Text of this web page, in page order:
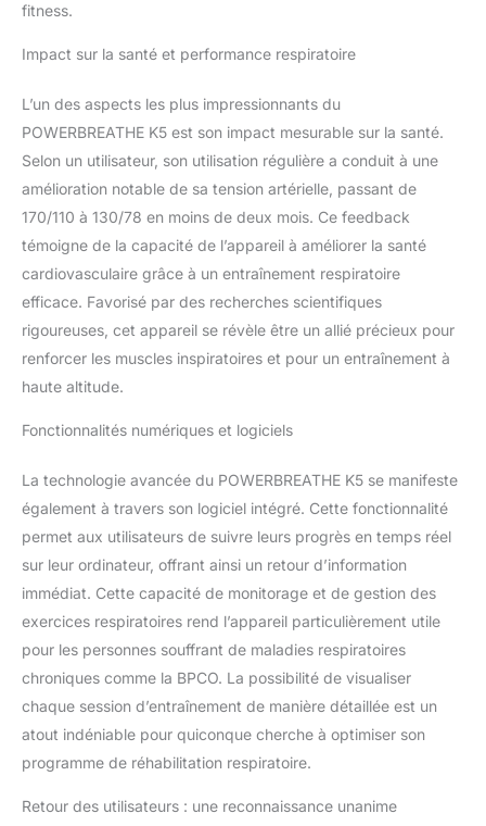
fitness.
Impact sur la santé et performance respiratoire
L’un des aspects les plus impressionnants du
POWERBREATHE K5 est son impact mesurable sur la santé.
Selon un utilisateur, son utilisation régulière a conduit à une
amélioration notable de sa tension artérielle, passant de
170/110 à 130/78 en moins de deux mois. Ce feedback
témoigne de la capacité de l’appareil à améliorer la santé
cardiovasculaire grâce à un entraînement respiratoire
efficace. Favorisé par des recherches scientifiques
rigoureuses, cet appareil se révèle être un allié précieux pour
renforcer les muscles inspiratoires et pour un entraînement à
haute altitude.
Fonctionnalités numériques et logiciels
La technologie avancée du POWERBREATHE K5 se manifeste
également à travers son logiciel intégré. Cette fonctionnalité
permet aux utilisateurs de suivre leurs progrès en temps réel
sur leur ordinateur, offrant ainsi un retour d’information
immédiat. Cette capacité de monitorage et de gestion des
exercices respiratoires rend l’appareil particulièrement utile
pour les personnes souffrant de maladies respiratoires
chroniques comme la BPCO. La possibilité de visualiser
chaque session d’entraînement de manière détaillée est un
atout indéniable pour quiconque cherche à optimiser son
programme de réhabilitation respiratoire.
Retour des utilisateurs : une reconnaissance unanime